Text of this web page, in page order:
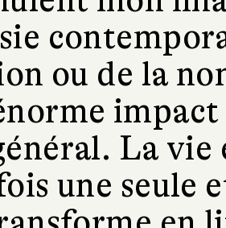
ou de la
La
une seule